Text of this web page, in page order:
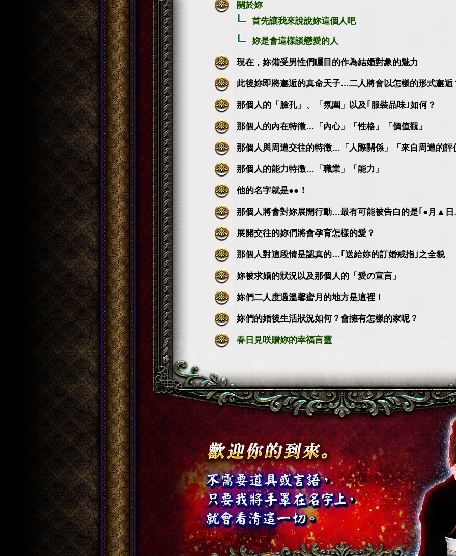
關於妳
首先讓我來說說妳這個人吧
妳是會這樣談戀愛的人
現在，妳備受男性們矚目的作為結婚對象的魅力
此後妳即將邂逅的真命天子…二人將會以怎樣的形式邂逅
那個人的「臉孔」、「氛圍」以及｢服裝品味｣如何？
那個人的內在特徵…「內心」「性格」「價值觀」
那個人與周遭交往的特徴…「人際關係」「來自周遭的評
那個人的能力特徴…「職業」「能力」
他的名字就是●●！
那個人將會對妳展開行動…最有可能被告白的是｢●月▲日
展開交往的妳們將會孕育怎樣的愛？
那個人對這段情是認真的…｢送給妳的訂婚戒指｣之全貌
妳被求婚的狀況以及那個人的「愛の宣言」
妳們二人度過溫馨蜜月的地方是這裡！
妳們的婚後生活狀況如何？會擁有怎樣的家呢？
春日見咲贈妳的幸福言靈